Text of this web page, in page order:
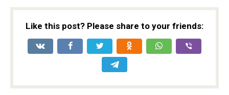
Like this post? Please share to your friends: